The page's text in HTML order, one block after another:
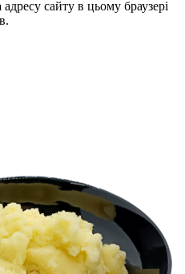
сайту в цьому браузері